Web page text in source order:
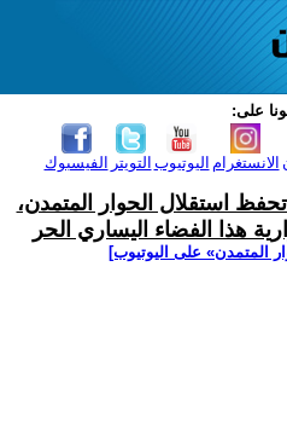
على:
الفيسبوك التويتر اليوتيوب الانستغرام
تحفظ استقلال الحوار المتمدن،
هذا الفضاء اليساري الحر
المتمدن» على اليوتيوب]